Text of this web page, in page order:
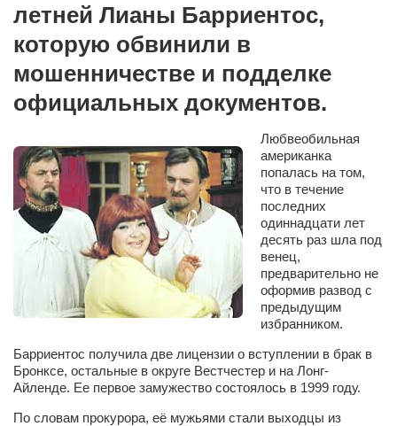
Здоровье
Здоровый образ жизни
Сам себе доктор
Активный отдых
Досье
Арт-менеджеры
Лариса Ильченко
Орест Коваль
Тамара Кубракова
Елена Мельник
Семён Салатенко
Сергей Шепилов
летней Лианы Барриентос,
которую обвинили в
мошенничестве и подделке
официальных документов.
Любвеобильная
американка
попалась на том,
что в течение
последних
одиннадцати лет
десять раз шла под
венец,
предварительно не
оформив развод с
предыдущим
избранником.
Барриентос получила две лицензии о вступлении в брак в
Бронксе, остальные в округе Вестчестер и на Лонг-
Айленде. Ее первое замужество состоялось в 1999 году.
По словам прокурора, её мужьями стали выходцы из